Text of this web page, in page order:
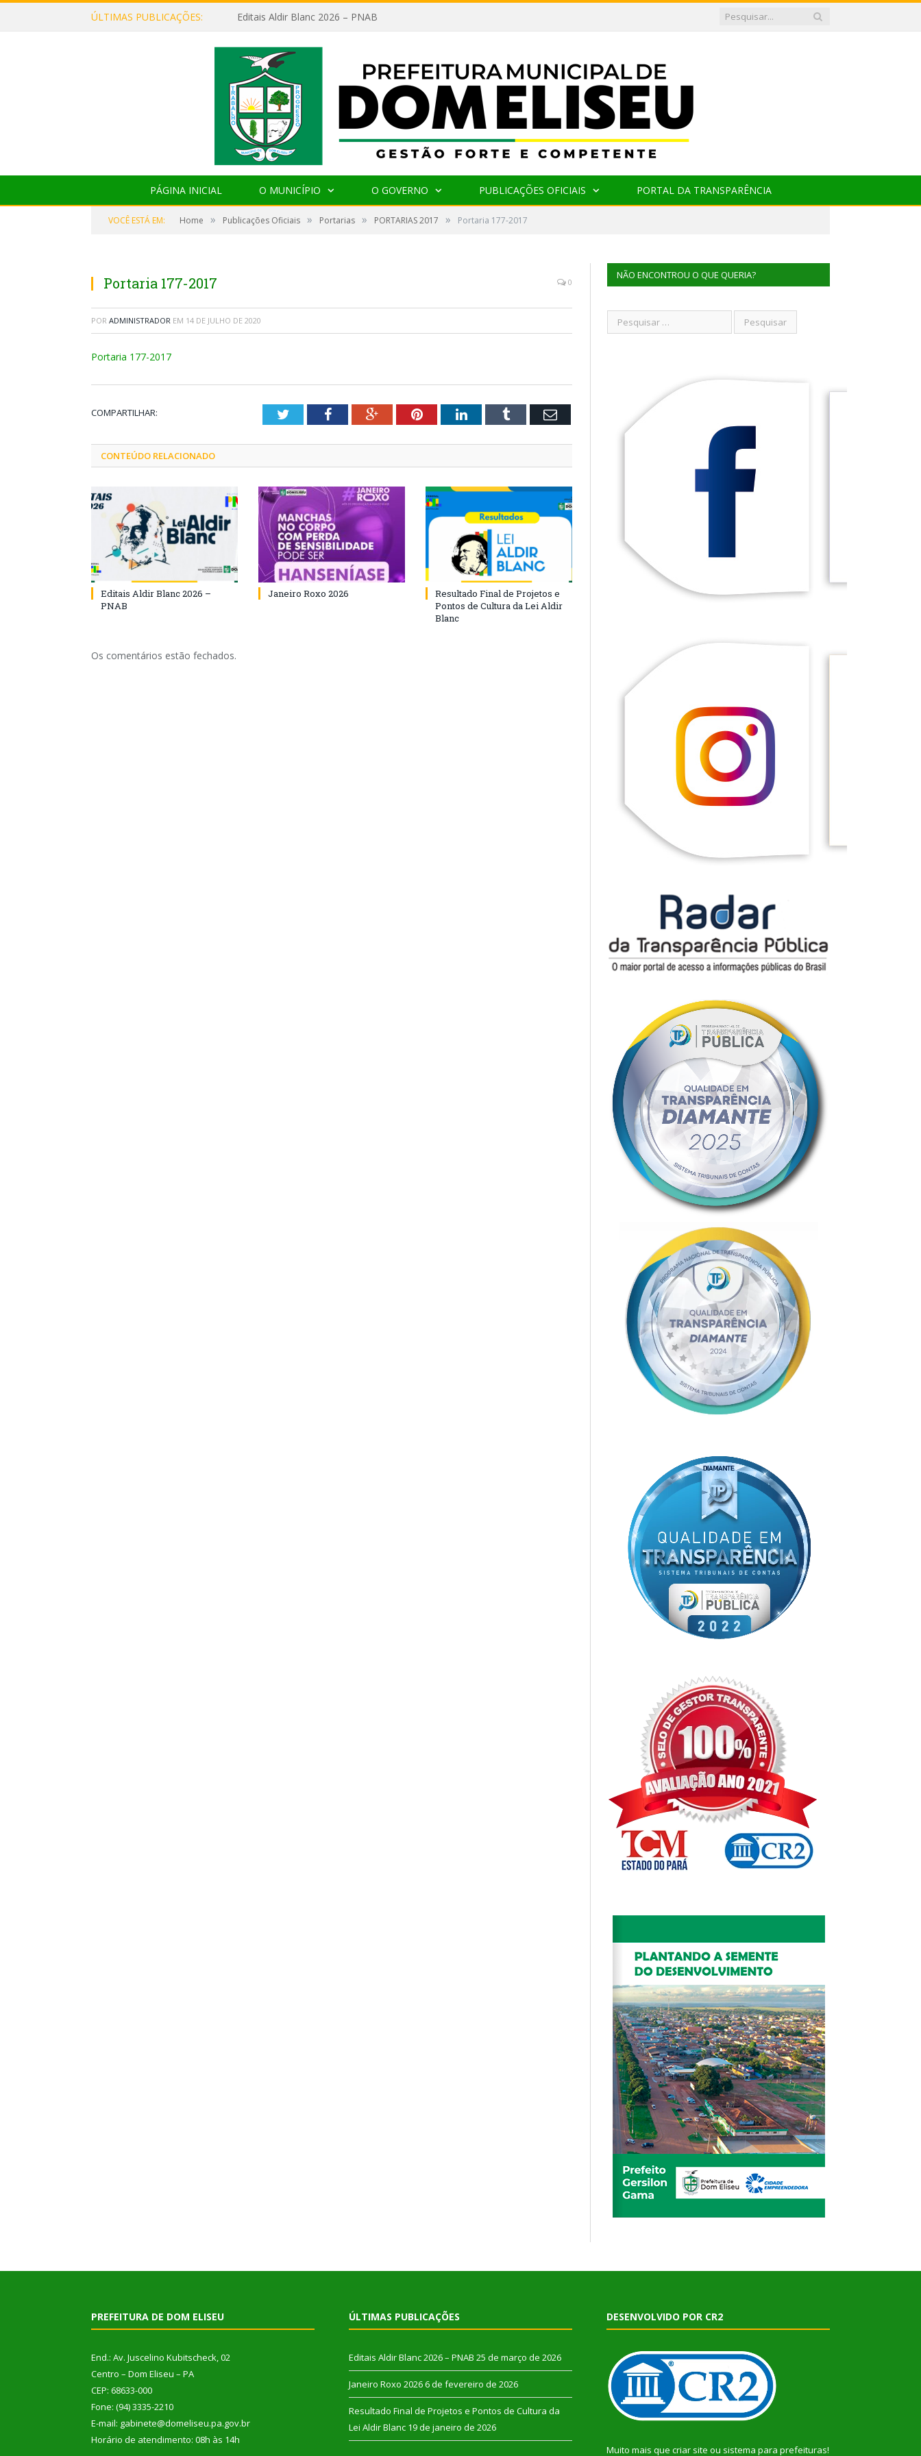
ÚLTIMAS PUBLICAÇÕES: Editais Aldir Blanc 2026 – PNAB
PÁGINA INICIAL O MUNICÍPIO O GOVERNO PUBLICAÇÕES OFICIAIS PORTAL DA TRANSPARÊNCIA
VOCÊ ESTÁ EM: Home » Publicações Oficiais » Portarias » PORTARIAS 2017 » Portaria 177-2017
Portaria 177-2017 0
POR ADMINISTRADOR EM 14 DE JULHO DE 2020
Portaria 177-2017
COMPARTILHAR: TwitterFacebookGoogle+PinterestLinkedInTumblr Email
CONTEÚDO RELACIONADO
Editais Aldir Blanc 2026 –
PNAB
Janeiro Roxo 2026
Resultado Final de Projetos e
Pontos de Cultura da Lei Aldir
Blanc
Os comentários estão fechados.
NÃO ENCONTROU O QUE QUERIA?
PREFEITURA DE DOM ELISEU
End.: Av. Juscelino Kubitscheck, 02
Centro – Dom Eliseu – PA
CEP: 68633-000
Fone: (94) 3335-2210
E-mail: gabinete@domeliseu.pa.gov.br
Horário de atendimento: 08h às 14h
ÚLTIMAS PUBLICAÇÕES
Editais Aldir Blanc 2026 – PNAB 25 de março de 2026
Janeiro Roxo 2026 6 de fevereiro de 2026
Resultado Final de Projetos e Pontos de Cultura da
Lei Aldir Blanc 19 de janeiro de 2026
DESENVOLVIDO POR CR2
Muito mais que criar site ou sistema para prefeituras!